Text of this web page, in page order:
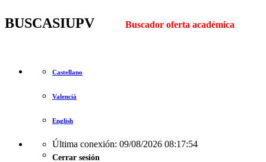
BUSCASIUPV Buscador oferta académica
Castellano
Valenciá
English
Última conexión: 09/08/2026 08:17:54
Cerrar sesión